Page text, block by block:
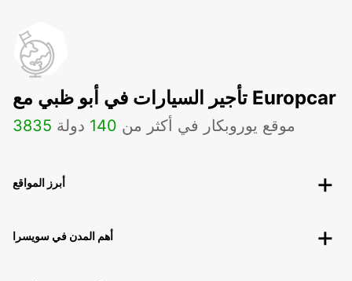
تأجير السيارات في أبو ظبي مع Europcar
3835 موقع يوروبكار في أكثر من 140 دولة
أبرز المواقع
أهم المدن في سويسرا